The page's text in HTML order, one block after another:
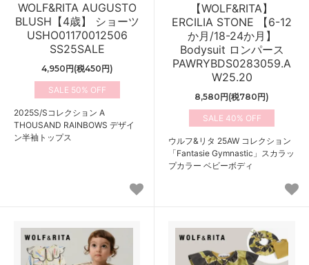
WOLF&RITA AUGUSTO
BLUSH【4歳】 ショーツ
USHO01170012506
SS25SALE
4,950円(税450円)
50%
2025S/Sコレクション A
THOUSAND RAINBOWS デザイ
ン半袖トップス
【WOLF&RITA】
ERCILIA STONE 【6-12
か月/18-24か月】
Bodysuit ロンパース
PAWRYBDS0283059.A
W25.20
8,580円(税780円)
40%
ウルフ&リタ 25AW コレクション
「Fantasie Gymnastic」スカラッ
プカラー ベビーボディ